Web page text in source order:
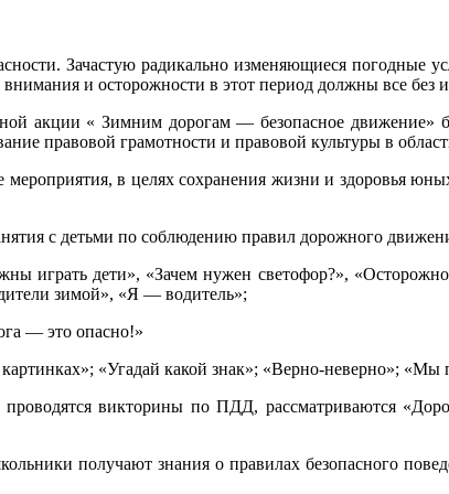
Зачастую радикально изменяющиеся погодные
и осторожности в этот период должны все без
« Зимним дорогам — безопасное движение»
правовой грамотности и правовой культуры в
в целях сохранения жизни и здоровья
с детьми по соблюдению правил дорожного
дети», «Зачем нужен светофор?»,
зимой», «Я — водитель»;
— это опасно!»
«Угадай какой знак»; «Верно-неверно»; «Мы
викторины по ПДД, рассматриваются
получают знания о правилах безопасного